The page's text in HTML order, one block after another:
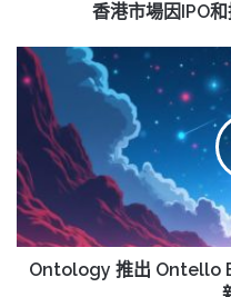
計
畫
回
升
香港市場因IPO
Ontology
推
Ontello
Beta：
安
全
的
Web3
Ontology 推出 Ontello